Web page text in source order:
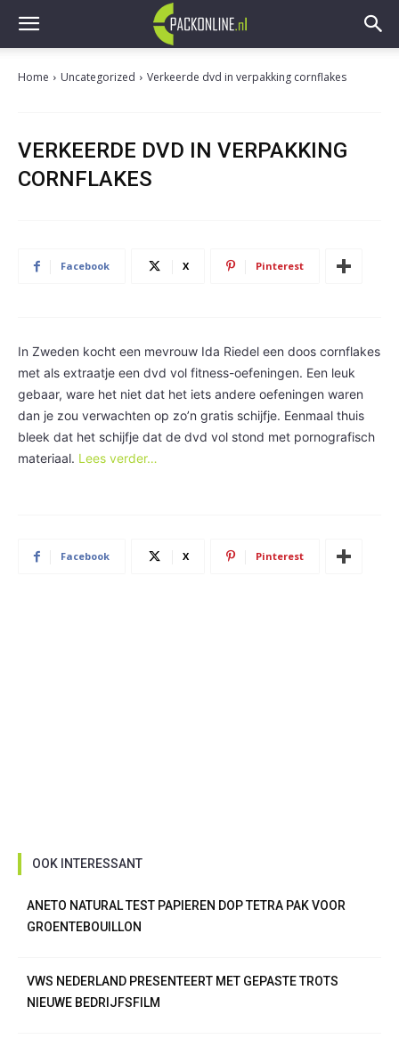
Home Uncategorized Verkeerde dvd in verpakking cornflakes
VERKEERDE DVD IN VERPAKKING
CORNFLAKES
Facebook X Pinterest
In Zweden kocht een mevrouw Ida Riedel een doos cornflakes
met als extraatje een dvd vol fitness-oefeningen. Een leuk
gebaar, ware het niet dat het iets andere oefeningen waren
dan je zou verwachten op zo’n gratis schijfje. Eenmaal thuis
bleek dat het schijfje dat de dvd vol stond met pornografisch
materiaal. Lees verder…
Facebook X Pinterest
OOK INTERESSANT
ANETO NATURAL TEST PAPIEREN DOP TETRA PAK VOOR
GROENTEBOUILLON
VWS NEDERLAND PRESENTEERT MET GEPASTE TROTS
NIEUWE BEDRIJFSFILM